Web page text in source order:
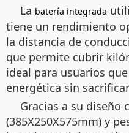
La batería integrada
tiene un rendimiento
la distancia de
que permite cubrir
ideal para usuarios
energética sin
Gracias a su diseño
(385X250X575mm) y